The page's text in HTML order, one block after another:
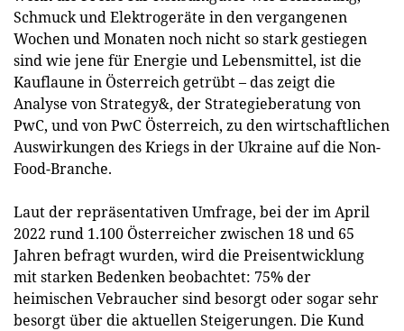
Schmuck und Elektrogeräte in den vergangenen
Wochen und Monaten noch nicht so stark gestiegen
sind wie jene für Energie und Lebensmittel, ist die
Kauflaune in Österreich getrübt – das zeigt die
Analyse von Strategy&, der Strategieberatung von
PwC, und von PwC Österreich, zu den wirtschaftlichen
Auswirkungen des Kriegs in der Ukraine auf die Non-
Food-Branche.
Laut der repräsentativen Umfrage, bei der im April
2022 rund 1.100 Österreicher zwischen 18 und 65
Jahren befragt wurden, wird die Preisentwicklung
mit starken Bedenken beobachtet: 75% der
heimischen Vebraucher sind besorgt oder sogar sehr
besorgt über die aktuellen Steigerungen. Die Kund